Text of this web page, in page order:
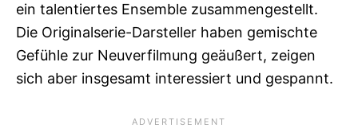
ein talentiertes Ensemble zusammengestellt.
Die Originalserie-Darsteller haben gemischte
Gefühle zur Neuverfilmung geäußert, zeigen
sich aber insgesamt interessiert und gespannt.